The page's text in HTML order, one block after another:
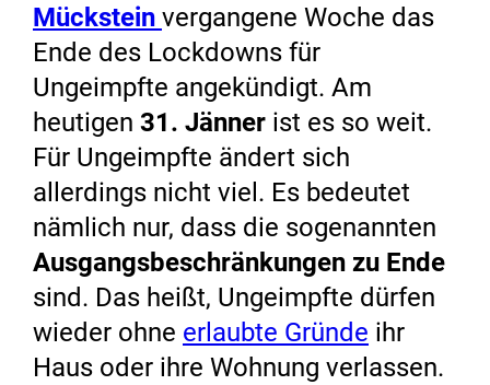
Mückstein vergangene Woche das
Ende des Lockdowns für
Ungeimpfte angekündigt. Am
heutigen 31. Jänner ist es so weit.
Für Ungeimpfte ändert sich
allerdings nicht viel. Es bedeutet
nämlich nur, dass die sogenannten
Ausgangsbeschränkungen zu Ende
sind. Das heißt, Ungeimpfte dürfen
wieder ohne erlaubte Gründe ihr
Haus oder ihre Wohnung verlassen.